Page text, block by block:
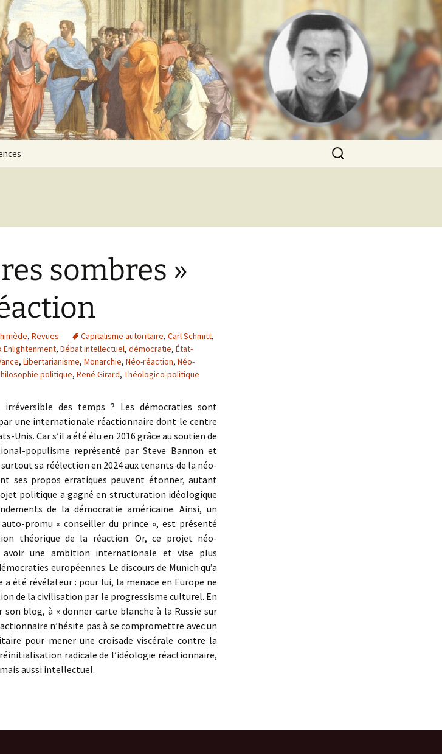
Rechercher :
sombres »
, Revues Capitalisme autoritaire, Carl Schmitt,
Enlightenment, Débat intellectuel, démocratie, État-
, Libertarianisme, Monarchie, Néo-réaction, Néo-
politique, René Girard, Théologico-politique
irréversible des temps ? Les démocraties sont
une internationale réactionnaire dont le centre
Unis. Car s’il a été élu en 2016 grâce au soutien de
populisme représenté par Steve Bannon et
sa réélection en 2024 aux tenants de la néo-
ses propos erratiques peuvent étonner, autant
politique a gagné en structuration idéologique
de la démocratie américaine. Ainsi, un
promu « conseiller du prince », est présenté
théorique de la réaction. Or, ce projet néo-
avoir une ambition internationale et vise plus
européennes. Le discours de Munich qu’a
a été révélateur : pour lui, la menace en Europe ne
de la civilisation par le progressisme culturel. En
son blog, à « donner carte blanche à la Russie sur
n’hésite pas à se compromettre avec un
pour mener une croisade viscérale contre la
radicale de l’idéologie réactionnaire,
aussi intellectuel.
sombres » de la néo-réaction